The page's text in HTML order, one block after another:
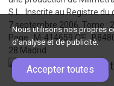
S.L.. Inscrite au Registre
7 septembre 2006. Tome :
Page : M-414659 CIF :
28 Madrid
Nous utilisons nos propres
d'analyse et de publicité.
Accepter toutes